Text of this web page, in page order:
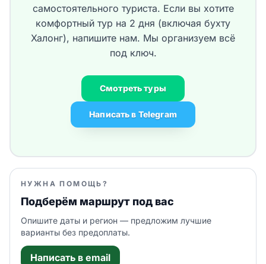
самостоятельного туриста. Если вы хотите
комфортный тур на 2 дня (включая бухту
Халонг), напишите нам. Мы организуем всё
под ключ.
Смотреть туры
Написать в Telegram
НУЖНА ПОМОЩЬ?
Подберём маршрут под вас
Опишите даты и регион — предложим лучшие
варианты без предоплаты.
Написать в email